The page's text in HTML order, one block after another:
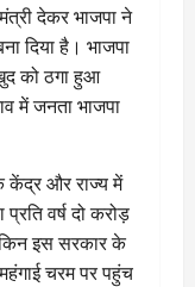
देकर भाजपा ने
दिया है। भाजपा
को ठगा हुआ
में जनता भाजपा
केंद्र और राज्य में
वर्ष दो करोड़
इस सरकार के
चरम पर पहुंच